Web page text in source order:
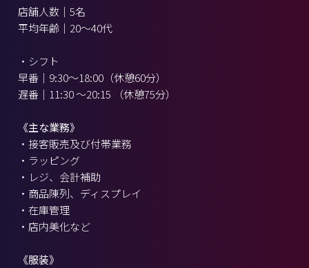
店舗人数｜5名
平均年齢｜20～40代
・シフト
早番｜9:30～18:00（休憩60分）
遅番｜11:30 ～20:15 （休憩75分）
《主な業務》
・接客販売及び付帯業務
・ラッピング
・レジ、会計補助
・商品陳列、ディスプレイ
・在庫管理
・店内美化など
《服装》